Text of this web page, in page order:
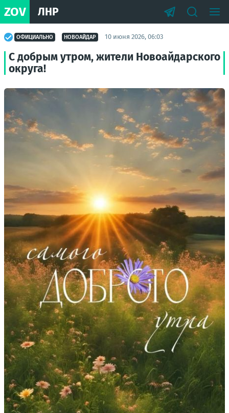
ZOV ЛНР
ОФИЦИАЛЬНО НОВОАЙДАР 10 июня 2026, 06:03
С добрым утром, жители Новоайдарского
округа!